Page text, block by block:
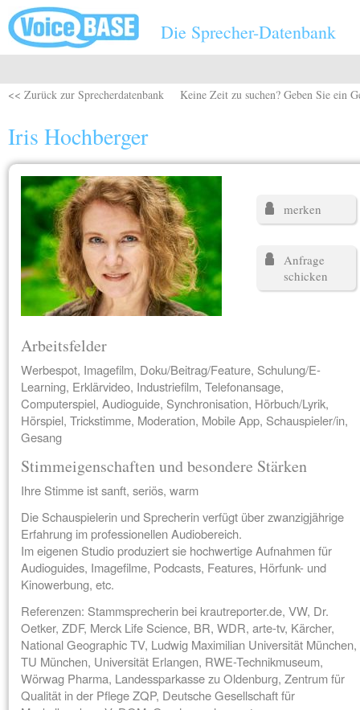
Direkt zum Inhalt
Die Sprecher-Datenbank
<< Zurück zur Sprecherdatenbank Keine Zeit zu suchen? Geben Sie ein
Iris Hochberger
merken
Anfrage
schicken
Arbeitsfelder
Werbespot, Imagefilm, Doku/Beitrag/Feature, Schulung/E-
Learning, Erklärvideo, Industriefilm, Telefonansage,
Computerspiel, Audioguide, Synchronisation, Hörbuch/Lyrik,
Hörspiel, Trickstimme, Moderation, Mobile App, Schauspieler/in,
Gesang
Stimmeigenschaften und besondere Stärken
Ihre Stimme ist sanft, seriös, warm
Die Schauspielerin und Sprecherin verfügt über zwanzigjährige
Erfahrung im professionellen Audiobereich.
Im eigenen Studio produziert sie hochwertige Aufnahmen für
Audioguides, Imagefilme, Podcasts, Features, Hörfunk- und
Kinowerbung, etc.
Referenzen: Stammsprecherin bei krautreporter.de, VW, Dr.
Oetker, ZDF, Merck Life Science, BR, WDR, arte-tv, Kärcher,
National Geographic TV, Ludwig Maximilian Universität München,
TU München, Universität Erlangen, RWE-Technikmuseum,
Wörwag Pharma, Landessparkasse zu Oldenburg, Zentrum für
Qualität in der Pflege ZQP, Deutsche Gesellschaft für